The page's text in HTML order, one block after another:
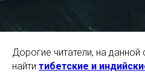
Дорогие читатели, на
найти тибетские и